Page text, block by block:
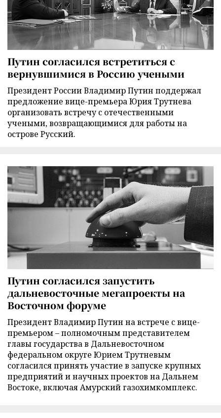
Путин согласился встретиться с
вернувшимися в Россию учеными
Президент России Владимир Путин поддержал
предложение вице-премьера Юрия Трутнева
организовать встречу с отечественными
учеными, возвращающимися для работы на
острове Русский.
Путин согласился запустить
дальневосточные мегапроекты на
Восточном форуме
Президент Владимир Путин на встрече с вице-
премьером – полномочным представителем
главы государства в Дальневосточном
федеральном округе Юрием Трутневым
согласился принять участие в запуске крупных
предприятий и научных проектов на Дальнем
Востоке, включая Амурский газохимкомплекс.